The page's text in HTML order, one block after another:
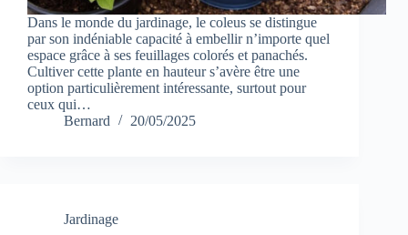
Dans le monde du jardinage, le coleus se distingue
par son indéniable capacité à embellir n’importe quel
espace grâce à ses feuillages colorés et panachés.
Cultiver cette plante en hauteur s’avère être une
option particulièrement intéressante, surtout pour
ceux qui…
Bernard
20/05/2025
Jardinage